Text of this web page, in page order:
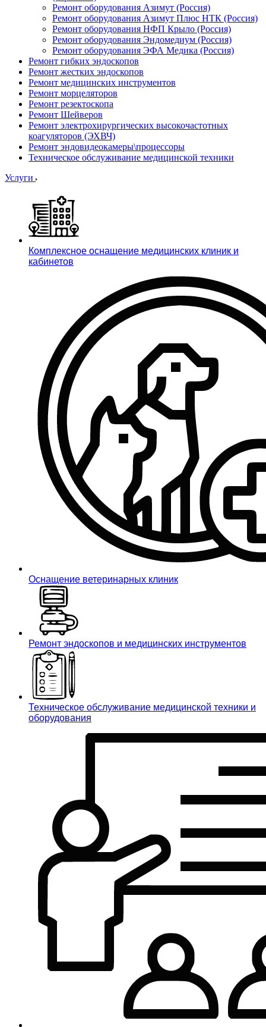
Ремонт оборудования Азимут (Россия)
Ремонт оборудования Азимут Плюс НТК (Россия)
Ремонт оборудования НФП Крыло (Россия)
Ремонт оборудования Эндомедиум (Россия)
Ремонт оборудования ЭФА Медика (Россия)
Ремонт гибких эндоскопов
Ремонт жестких эндоскопов
Ремонт медицинских инструментов
Ремонт морцеляторов
Ремонт резектоскопа
Ремонт Шейверов
Ремонт электрохирургических высокочастотных
коагуляторов (ЭХВЧ)
Ремонт эндовидеокамеры\процессоры
Техническое обслуживание медицинской техники
Услуги
Комплексное оснащение медицинских клиник и
кабинетов
Оснащение ветеринарных клиник
Ремонт эндоскопов и медицинских инструментов
Техническое обслуживание медицинской техники и
оборудования